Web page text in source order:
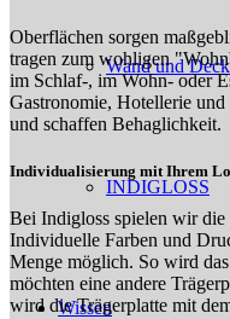
Wand und
INDIGLOSS
Wissen
Oberflächen sorgen
tragen zum wohligen
im Schlaf-, im Wohn- oder
Gastronomie, Hotellerie
und schaffen Behaglichkeit.
Individualisierung mit Ihrem
Bei Indigloss spielen wir die
Individuelle Farben und
Menge möglich. So wird
möchten eine andere
wird die Trägerplatte mit